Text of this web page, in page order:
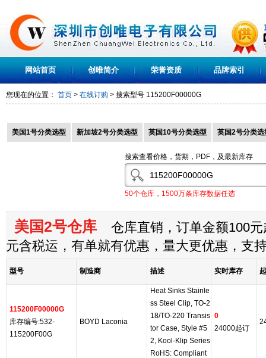
网站首页 创唯简介 荣誉资质 品牌索引
您现在的位置： 首页 > 在线订购 > 搜索型号 115200F00000G
美国1号分类选型 新加坡2号分类选型 英国10号分类选型 英国2号分类选
搜索查看价格，货期，PDF，及最新库存
50个仓库，1500万条库存数据任选
美国2号仓库 仓库直销，订单金额100元
元含税运，有单就有优惠，量大更优惠，支
型号 制造商 描述 实时库存
115200F00000G
库存编号:532-
115200F00G
BOYD Laconia
Heat Sinks Stainle
ss Steel Clip, TO-2
18/TO-220 Transis
tor Case, Style #5
2, Kool-Klip Series
RoHS: Compliant
0
24000起订